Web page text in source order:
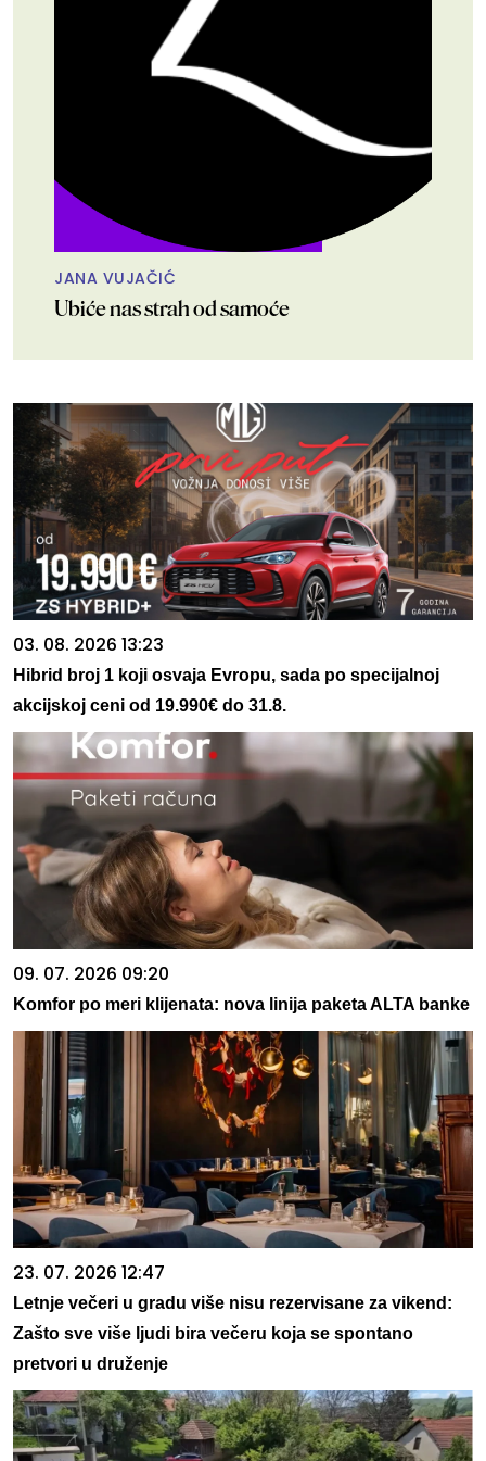
JANA VUJAČIĆ
Ubiće nas strah od samoće
03. 08. 2026 13:23
Hibrid broj 1 koji osvaja Evropu, sada po specijalnoj
akcijskoj ceni od 19.990€ do 31.8.
09. 07. 2026 09:20
Komfor po meri klijenata: nova linija paketa ALTA banke
23. 07. 2026 12:47
Letnje večeri u gradu više nisu rezervisane za vikend:
Zašto sve više ljudi bira večeru koja se spontano
pretvori u druženje